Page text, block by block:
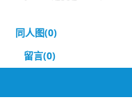
同人图(0)
留言(0)